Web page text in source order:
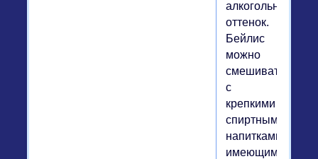
алкогольный
оттенок.
Бейлис
можно
смешивать
с
крепкими
спиртными
напитками,
имеющими